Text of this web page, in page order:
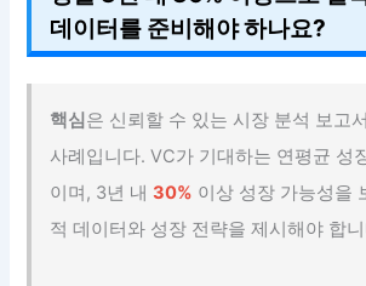
데이터를 준비해야 하나요?
핵심 은 신뢰할 수 있는 시장 분석 보고
사례입니다. VC가 기대하는 연평균 성
이며, 3년 내30% 이상 성장 가능성을
적 데이터와 성장 전략을 제시해야 합